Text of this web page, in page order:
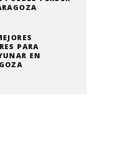
PARA
EN